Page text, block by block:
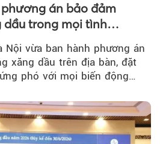
án bảo đảm
dầu trong mọi tình
Nội vừa ban hành phương án
xăng dầu trên địa bàn, đặt
phó với mọi biến động